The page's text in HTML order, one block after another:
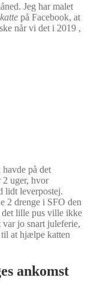
Jeg har malet
på Facebook, at
når vi det i 2019 ,
på det
uger, hvor
lidt leverpostej.
2 drenge i SFO den
det lille pus ville ikke
var jo snart juleferie,
at hjælpe katten
ankomst